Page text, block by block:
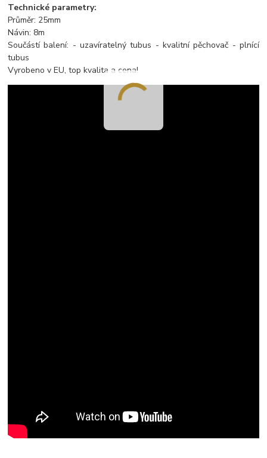
Technické parametry:
Průměr: 25mm
Návin: 8m
Součástí balení: - uzavíratelný tubus - kvalitní pěchovač - plnící
tubus
Vyrobeno v EU, top kvalita a cena!